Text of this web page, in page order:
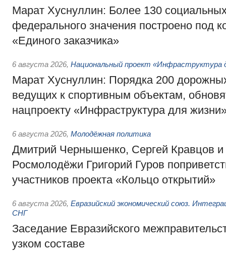
Марат Хуснуллин: Более 130
федерального значения построено под
«Единого заказчика»
6 августа 2026, Национальный проект «Инфраструктура
Марат Хуснуллин: Порядка 200
ведущих к спортивным объектам,
нацпроекту «Инфраструктура для
6 августа 2026, Молодёжная политика
Дмитрий Чернышенко, Сергей Кравцов и
Росмолодёжи Григорий Гуров
участников проекта «Кольцо открытий»
6 августа 2026, Евразийский экономический союз.
СНГ
Заседание Евразийского
узком составе